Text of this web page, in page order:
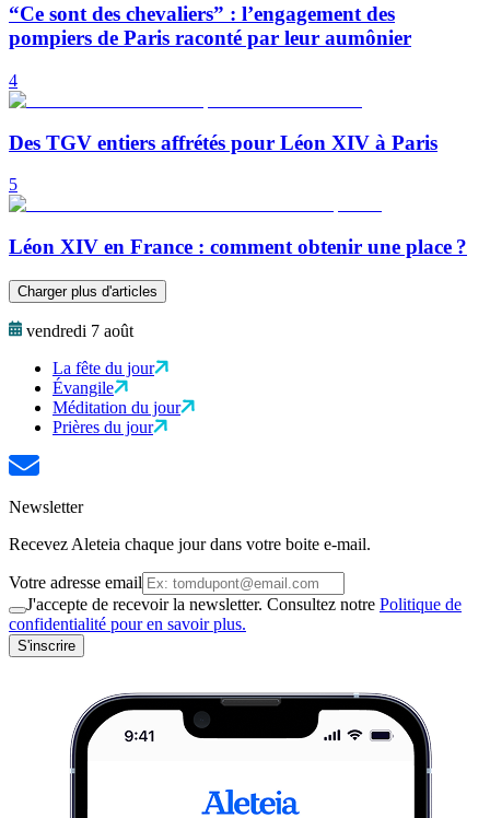
“Ce sont des chevaliers” : l’engagement des
pompiers de Paris raconté par leur aumônier
4
Des TGV entiers affrétés pour Léon XIV à Paris
5
Léon XIV en France : comment obtenir une place ?
Charger plus d'articles
vendredi 7 août
La fête du jour
Évangile
Méditation du jour
Prières du jour
Newsletter
Recevez Aleteia chaque jour dans votre boite e-mail.
Votre adresse email
J'accepte de recevoir la newsletter. Consultez notre Politique de
confidentialité pour en savoir plus.
S'inscrire